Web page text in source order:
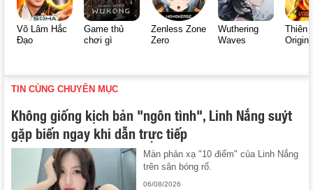
Võ Lâm Hắc
Đạo
Game thủ
chơi gì
Zenless Zone
Zero
Wuthering
Waves
Thiên
Origin
TIN CÙNG CHUYÊN MỤC
Không giống kịch bản "ngôn tình", Linh Nắng suýt
gặp biến ngay khi dẫn trực tiếp
Màn phản xạ "10 điểm" của Linh Nắng
trên sân bóng rổ.
06/08/2026